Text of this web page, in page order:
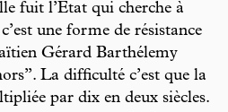
fuit l’État qui cherche à
une forme de résistance
Gérard Barthélemy
La difficulté c’est que la
par dix en deux siècles.